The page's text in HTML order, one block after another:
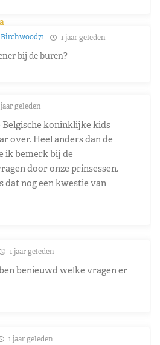
Birchwood71 1 jaar geleden
bij de buren?
jaar geleden
Belgische koninklijke kids
over. Heel anders dan de
ik bemerk bij de
door onze prinsessen.
nog een kwestie van
1 jaar geleden
benieuwd welke vragen er
1 jaar geleden